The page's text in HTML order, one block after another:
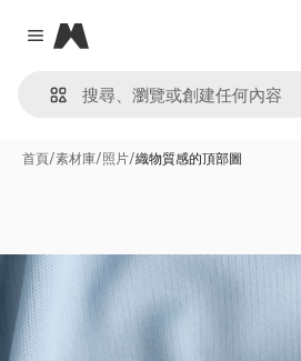
Close menu
Magnific
首頁/素材庫/照片/織物質感的頂部圖